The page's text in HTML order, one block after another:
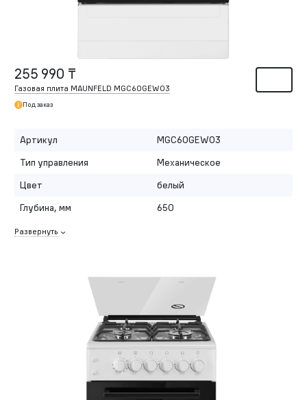
255 990 ₸
Газовая плита MAUNFELD MGC60GEW03
Под заказ
Артикул
MGC60GEW03
Тип управления
Механическое
Цвет
белый
Глубина, мм
650
Развернуть